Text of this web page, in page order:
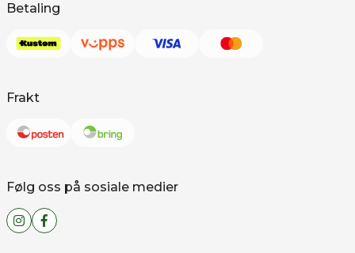
Betaling
Frakt
Følg oss på sosiale medier